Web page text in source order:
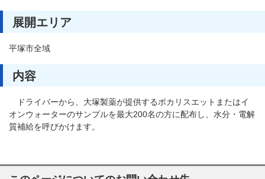
展開エリア
平塚市全域
内容
ドライバーから、大塚製薬が提供するポカリスエットまたはイ
オンウォーターのサンプルを最大200名の方に配布し、水分・電解
質補給を呼びかけます。